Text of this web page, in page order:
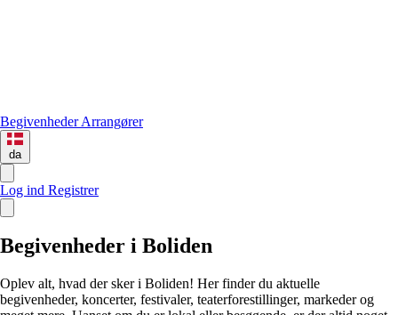
BegivenhederArrangører
da
Log ind Registrer
Begivenheder i Boliden
Oplev alt, hvad der sker i Boliden! Her finder du aktuelle
begivenheder, koncerter, festivaler, teaterforestillinger, markeder og